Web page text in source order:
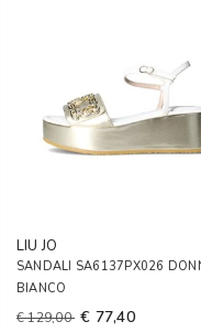
LIU JO
SANDALI SA6137PX026
BIANCO
€ 129,00 € 77,40